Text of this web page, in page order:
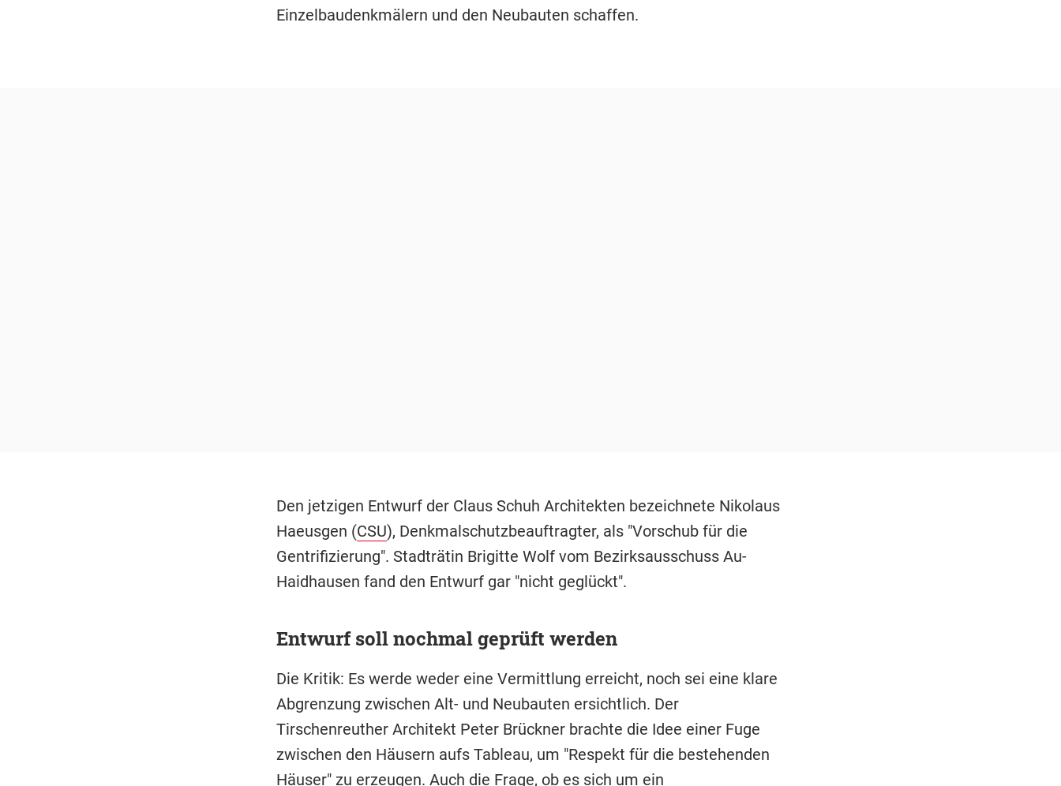
Einzelbaudenkmälern und den Neubauten schaffen.
Den jetzigen Entwurf der Claus Schuh Architekten bezeichnete Nikolaus
Haeusgen (CSU), Denkmalschutzbeauftragter, als "Vorschub für die
Gentrifizierung". Stadträtin Brigitte Wolf vom Bezirksausschuss Au-
Haidhausen fand den Entwurf gar "nicht geglückt".
Entwurf soll nochmal geprüft werden
Die Kritik: Es werde weder eine Vermittlung erreicht, noch sei eine klare
Abgrenzung zwischen Alt- und Neubauten ersichtlich. Der
Tirschenreuther Architekt Peter Brückner brachte die Idee einer Fuge
zwischen den Häusern aufs Tableau, um "Respekt für die bestehenden
Häuser" zu erzeugen. Auch die Frage, ob es sich um ein